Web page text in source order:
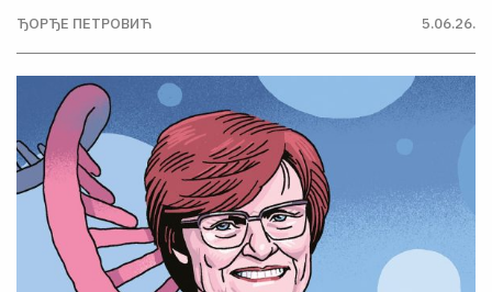
ЂОРЂЕ ПЕТРОВИЋ 5.06.26.